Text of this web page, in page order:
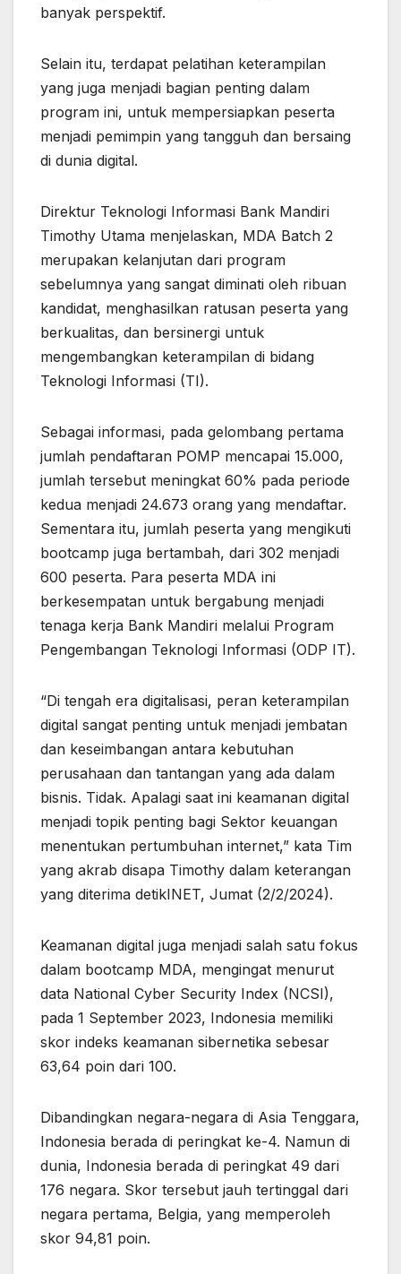
banyak perspektif.
Selain itu, terdapat pelatihan keterampilan
yang juga menjadi bagian penting dalam
program ini, untuk mempersiapkan peserta
menjadi pemimpin yang tangguh dan bersaing
di dunia digital.
Direktur Teknologi Informasi Bank Mandiri
Timothy Utama menjelaskan, MDA Batch 2
merupakan kelanjutan dari program
sebelumnya yang sangat diminati oleh ribuan
kandidat, menghasilkan ratusan peserta yang
berkualitas, dan bersinergi untuk
mengembangkan keterampilan di bidang
Teknologi Informasi (TI).
Sebagai informasi, pada gelombang pertama
jumlah pendaftaran POMP mencapai 15.000,
jumlah tersebut meningkat 60% pada periode
kedua menjadi 24.673 orang yang mendaftar.
Sementara itu, jumlah peserta yang mengikuti
bootcamp juga bertambah, dari 302 menjadi
600 peserta. Para peserta MDA ini
berkesempatan untuk bergabung menjadi
tenaga kerja Bank Mandiri melalui Program
Pengembangan Teknologi Informasi (ODP IT).
“Di tengah era digitalisasi, peran keterampilan
digital sangat penting untuk menjadi jembatan
dan keseimbangan antara kebutuhan
perusahaan dan tantangan yang ada dalam
bisnis. Tidak. Apalagi saat ini keamanan digital
menjadi topik penting bagi Sektor keuangan
menentukan pertumbuhan internet,” kata Tim
yang akrab disapa Timothy dalam keterangan
yang diterima detikINET, Jumat (2/2/2024).
Keamanan digital juga menjadi salah satu fokus
dalam bootcamp MDA, mengingat menurut
data National Cyber ​​Security Index (NCSI),
pada 1 September 2023, Indonesia memiliki
skor indeks keamanan sibernetika sebesar
63,64 poin dari 100.
Dibandingkan negara-negara di Asia Tenggara,
Indonesia berada di peringkat ke-4. Namun di
dunia, Indonesia berada di peringkat 49 dari
176 negara. Skor tersebut jauh tertinggal dari
negara pertama, Belgia, yang memperoleh
skor 94,81 poin.